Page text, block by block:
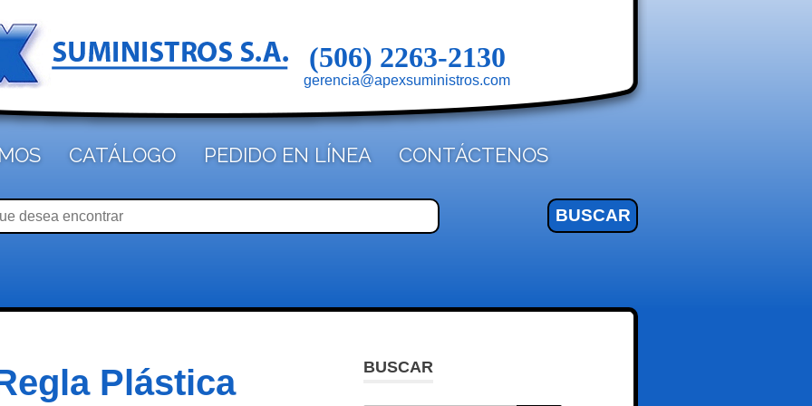
(506) 2263-2130
gerencia@apexsuministros.com
CATÁLOGO PEDIDO EN LÍNEA CONTÁCTENOS
Plástica
BUSCAR